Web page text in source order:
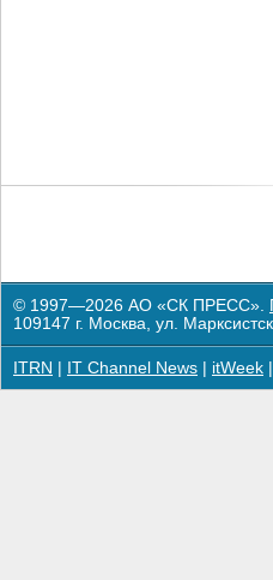
© 1997—2026 АО «СК ПРЕСС».
109147 г. Москва, ул.
ITRN IT Channel News itWeek